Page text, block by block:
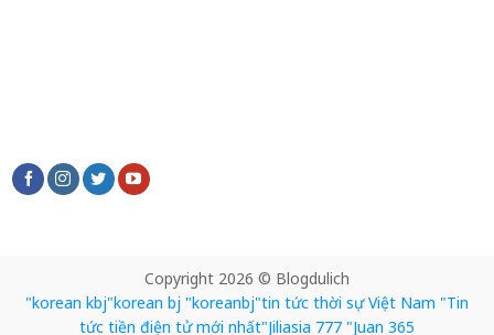
Copyright 2026 © Blogdulich
"korean kbj​"korean bj "koreanbj​"tin tức thời sự Việt Nam "Tin
tức tiền điện tử mới nhất​"Jiliasia 777 "Juan 365​